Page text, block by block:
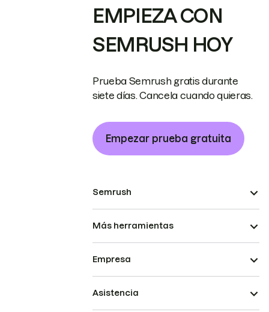
EMPIEZA CON
SEMRUSH HOY
Prueba Semrush gratis durante
siete días. Cancela cuando quieras.
Empezar prueba gratuita
Semrush
Más herramientas
Empresa
Asistencia